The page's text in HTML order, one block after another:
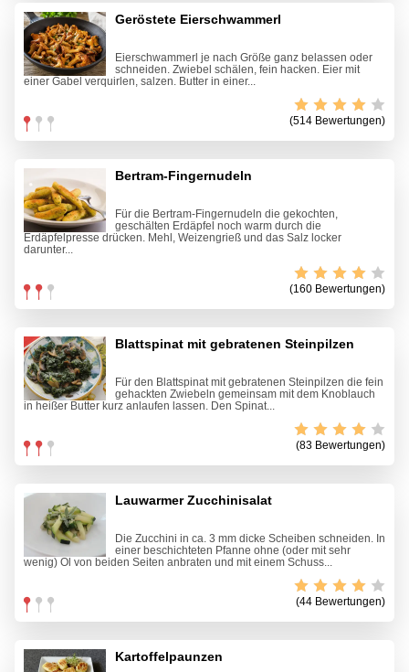
Geröstete Eierschwammerl
Eierschwammerl je nach Größe ganz belassen oder
schneiden. Zwiebel schälen, fein hacken. Eier mit
einer Gabel verquirlen, salzen. Butter in einer...
(514 Bewertungen)
Bertram-Fingernudeln
Für die Bertram-Fingernudeln die gekochten,
geschälten Erdäpfel noch warm durch die
Erdäpfelpresse drücken. Mehl, Weizengrieß und das Salz locker
darunter...
(160 Bewertungen)
Blattspinat mit gebratenen Steinpilzen
Für den Blattspinat mit gebratenen Steinpilzen die fein
gehackten Zwiebeln gemeinsam mit dem Knoblauch
in heißer Butter kurz anlaufen lassen. Den Spinat...
(83 Bewertungen)
Lauwarmer Zucchinisalat
Die Zucchini in ca. 3 mm dicke Scheiben schneiden. In
einer beschichteten Pfanne ohne (oder mit sehr
wenig) Öl von beiden Seiten anbraten und mit einem Schuss...
(44 Bewertungen)
Kartoffelpaunzen